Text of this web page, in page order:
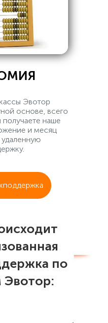
Эвотор
основе, всего
наше
и месяц
по
Эвотор: